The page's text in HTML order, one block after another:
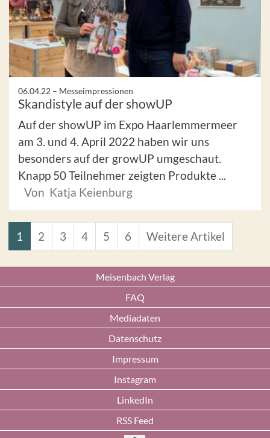
06.04.22 – Messeimpressionen
Skandistyle auf der showUP
Auf der showUP im Expo Haarlemmermeer
am 3. und 4. April 2022 haben wir uns
besonders auf der growUP umgeschaut.
Knapp 50 Teilnehmer zeigten Produkte ...
Von Katja Keienburg
1 2 3 4 5 6 Weitere Artikel
Meisenbach Verlag
FAQ
Mediadaten
Datenschutz
Impressum
Instagram
LinkedIn
RSS Feed